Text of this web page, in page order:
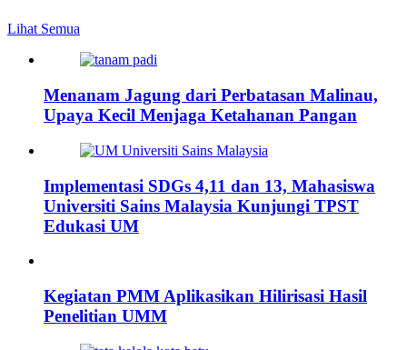
Lihat Semua
Menanam Jagung dari Perbatasan Malinau,
Upaya Kecil Menjaga Ketahanan Pangan
Implementasi SDGs 4,11 dan 13, Mahasiswa
Universiti Sains Malaysia Kunjungi TPST
Edukasi UM
Kegiatan PMM Aplikasikan Hilirisasi Hasil
Penelitian UMM